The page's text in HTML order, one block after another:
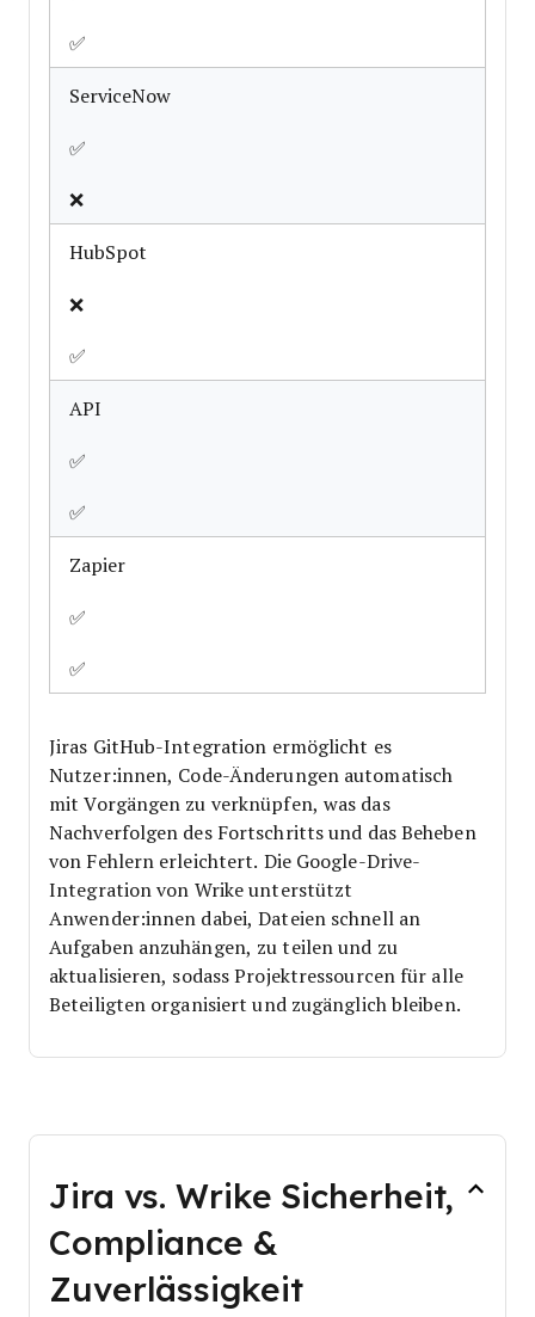
✅
ServiceNow
✅
❌
HubSpot
❌
✅
API
✅
✅
Zapier
✅
✅
Jiras GitHub-Integration ermöglicht es
Nutzer:innen, Code-Änderungen automatisch
mit Vorgängen zu verknüpfen, was das
Nachverfolgen des Fortschritts und das Beheben
von Fehlern erleichtert. Die Google-Drive-
Integration von Wrike unterstützt
Anwender:innen dabei, Dateien schnell an
Aufgaben anzuhängen, zu teilen und zu
aktualisieren, sodass Projektressourcen für alle
Beteiligten organisiert und zugänglich bleiben.
Jira vs. Wrike Sicherheit,
Compliance &
Zuverlässigkeit